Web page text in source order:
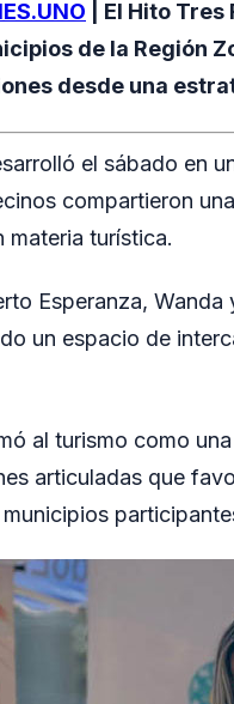
| El Hito
de la Región
desde una
el sábado en
compartieron
materia turística.
Esperanza,
un espacio de
al turismo como
articuladas que